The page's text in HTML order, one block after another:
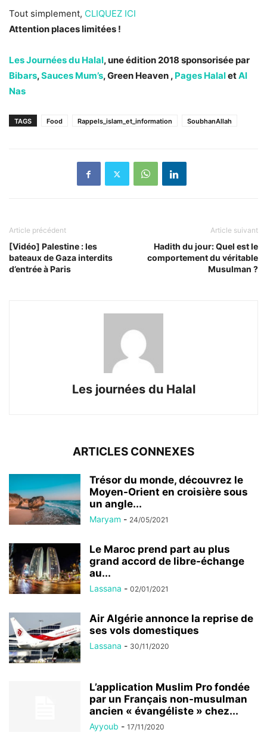
Tout simplement, CLIQUEZ ICI
Attention places limitées !
Les Journées du Halal, une édition 2018 sponsorisée par
Bibars,Sauces Mum’s, Green Heaven , Pages HalaletAl
Nas
TAGS Food Rappels_islam_et_information SoubhanAllah
Article précédent
[Vidéo] Palestine : les
bateaux de Gaza interdits
d’entrée à Paris
Article suivant
Hadith du jour: Quel est le
comportement du véritable
Musulman ?
Les journées du Halal
ARTICLES CONNEXES
Trésor du monde, découvrez le
Moyen-Orient en croisière sous
un angle...
Maryam - 24/05/2021
Le Maroc prend part au plus
grand accord de libre-échange
au...
Lassana - 02/01/2021
Air Algérie annonce la reprise de
ses vols domestiques
Lassana - 30/11/2020
L’application Muslim Pro fondée
par un Français non-musulman
ancien « évangéliste » chez...
Ayyoub - 17/11/2020